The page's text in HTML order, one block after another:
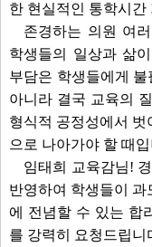
한 현실적인 통학시간
존경하는 의원 여
학생들의 일상과 삶
부담은 학생들에게
아니라 결국 교육의
형식적 공정성에서 벗
으로 나아가야 할 때
임태희 교육감님!
반영하여 학생들이 과
에 전념할 수 있는 합
를 강력히 요청드립니